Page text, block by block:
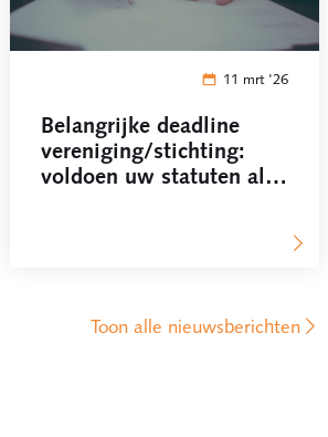
11 mrt '26
Belangrijke deadline
vereniging/stichting:
voldoen uw statuten al
Toon alle nieuwsberichten